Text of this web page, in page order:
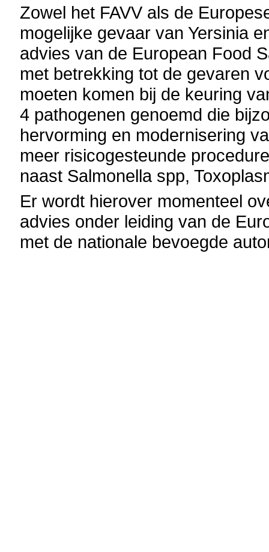
Zowel het FAVV als de
mogelijke gevaar van Yersinia
advies van de European Food
met betrekking tot de gevaren
moeten komen bij de keuring
4 pathogenen genoemd die
hervorming en modernisering
meer risicogesteunde
naast Salmonella spp,
Er wordt hierover momenteel
advies onder leiding van de
met de nationale bevoegde